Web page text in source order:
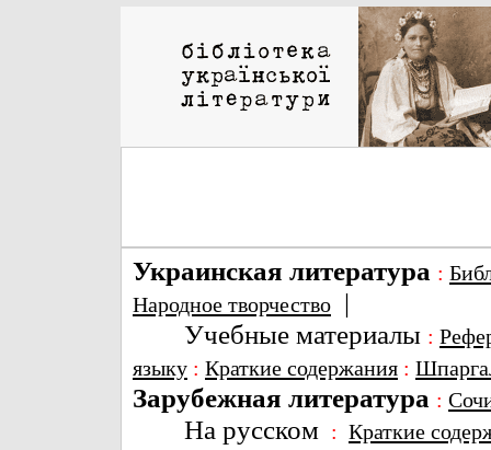
Украинская литература :
Народное творчество |
Учебные материалы :
языку : Краткие содержания :
Зарубежная литература :
На русском : Краткие